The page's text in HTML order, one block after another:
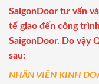
SaigonDoor tư vấn
tế giao đến công
SaigonDoor. Do vậy
sau:
NHÂN VIÊN KINH